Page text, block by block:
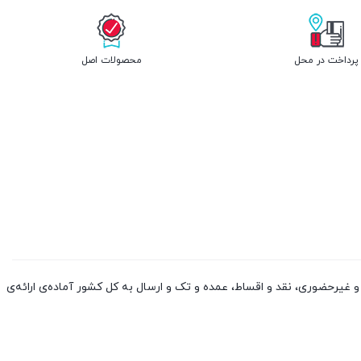
پرداخت در محل محصولات اصل
از چین و دوبی، به صورت حضوری و غیرحضوری، نقد و اقساط، عمده و تک و ارسال به کل کشور آماده‌ی ارائه‌ی